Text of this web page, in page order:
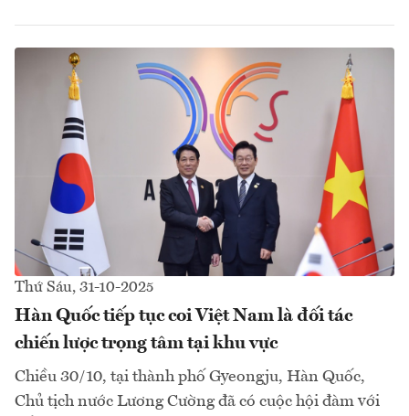
Thứ Sáu, 31-10-2025
Hàn Quốc tiếp tục coi Việt Nam là đối tác
chiến lược trọng tâm tại khu vực
Chiều 30/10, tại thành phố Gyeongju, Hàn Quốc,
Chủ tịch nước Lương Cường đã có cuộc hội đàm với